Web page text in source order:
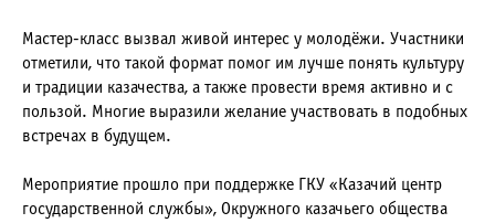
Мастер-класс вызвал живой интерес у молодёжи. Участники
отметили, что такой формат помог им лучше понять культуру
и традиции казачества, а также провести время активно и с
пользой. Многие выразили желание участвовать в подобных
встречах в будущем.
Мероприятие прошло при поддержке ГКУ «Казачий центр
государственной службы», Окружного казачьего общества